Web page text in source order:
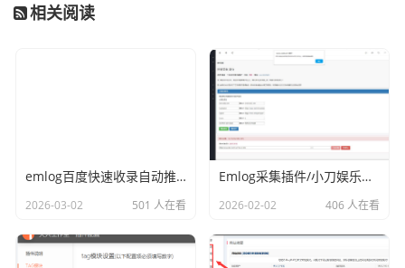
相关阅读
emlog百度快速收录自动推送插件
2026-03-02 501 人在看
Emlog采集插件/小刀娱乐网资源采集/一键显示资源
2026-02-02 406 人在看